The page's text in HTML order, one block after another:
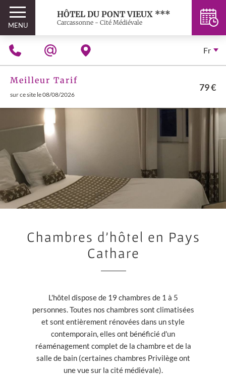
MENU
HÔTEL DU PONT VIEUX ***
Carcassonne - Cité Médiévale
Fr
Meilleur Tarif
sur ce site le 08/08/2026
79 €
Chambres d'hôtel en Pays
Cathare
L'hôtel dispose de 19 chambres de 1 à 5
personnes. Toutes nos chambres sont climatisées
et sont entièrement rénovées dans un style
contemporain, elles ont bénéficié d'un
réaménagement complet de la chambre et de la
salle de bain (certaines chambres Privilège ont
une vue sur la cité médiévale).